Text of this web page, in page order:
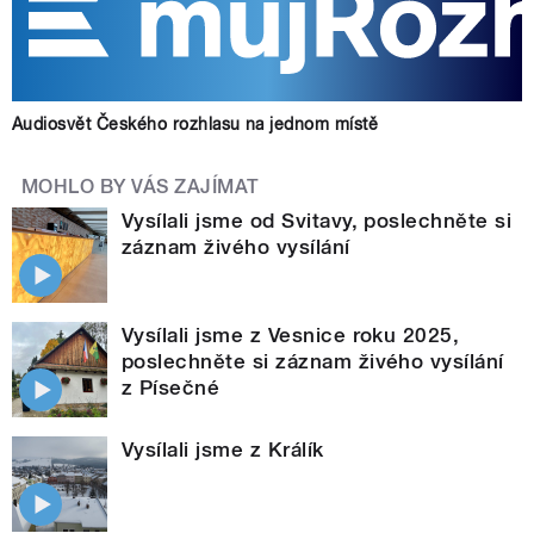
Audiosvět Českého rozhlasu na jednom místě
MOHLO BY VÁS ZAJÍMAT
Vysílali jsme od Svitavy, poslechněte si
záznam živého vysílání
Vysílali jsme z Vesnice roku 2025,
poslechněte si záznam živého vysílání
z Písečné
Vysílali jsme z Králík